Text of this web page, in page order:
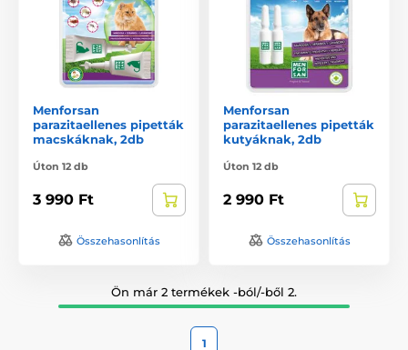
Menforsan
parazitaellenes pipetták
macskáknak, 2db
Úton 12 db
3 990 Ft
Összehasonlítás
Menforsan
parazitaellenes pipetták
kutyáknak, 2db
Úton 12 db
2 990 Ft
Összehasonlítás
Ön már 2 termékek -ból/-ből 2.
1